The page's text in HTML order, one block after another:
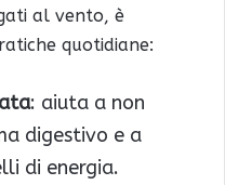
al vento, è
quotidiane:
: aiuta a non
digestivo e a
di energia.